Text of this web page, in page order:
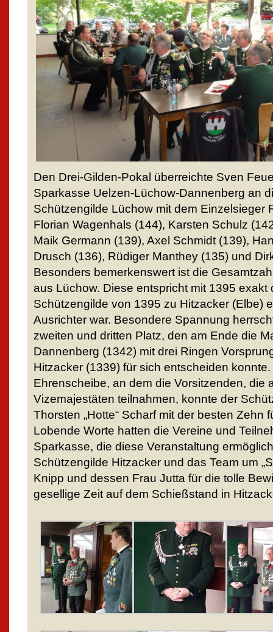
Den Drei-Gilden-Pokal überreichte Sven
Sparkasse Uelzen-Lüchow-Dannenberg an
Schützengilde Lüchow mit dem Einzelsieger
Florian Wagenhals (144), Karsten Schulz
Maik Germann (139), Axel Schmidt (139),
Drusch (136), Rüdiger Manthey (135) und
Besonders bemerkenswert ist die
aus Lüchow. Diese entspricht mit 1395 exakt
Schützengilde von 1395 zu Hitzacker (Elbe)
Ausrichter war. Besondere Spannung
zweiten und dritten Platz, den am Ende die
Dannenberg (1342) mit drei Ringen
Hitzacker (1339) für sich entscheiden
Ehrenscheibe, an dem die Vorsitzenden, die
Vizemajestäten teilnahmen, konnte der
Thorsten „Hotte“ Scharf mit der besten Zehn
Lobende Worte hatten die Vereine und
Sparkasse, die diese Veranstaltung
Schützengilde Hitzacker und das Team um
Knipp und dessen Frau Jutta für die tolle
gesellige Zeit auf dem Schießstand in